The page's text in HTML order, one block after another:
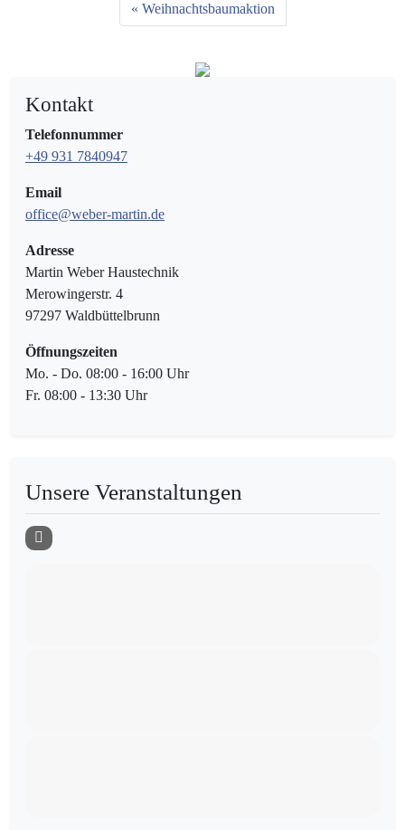
Weihnachtsbaumaktion
Kontakt
Telefonnummer
+49 931 7840947
Email
office@weber-martin.de
Adresse
Martin Weber Haustechnik
Merowingerstr. 4
97297 Waldbüttelbrunn
Öffnungszeiten
Mo. - Do. 08:00 - 16:00 Uhr
Fr. 08:00 - 13:30 Uhr
Unsere Veranstaltungen